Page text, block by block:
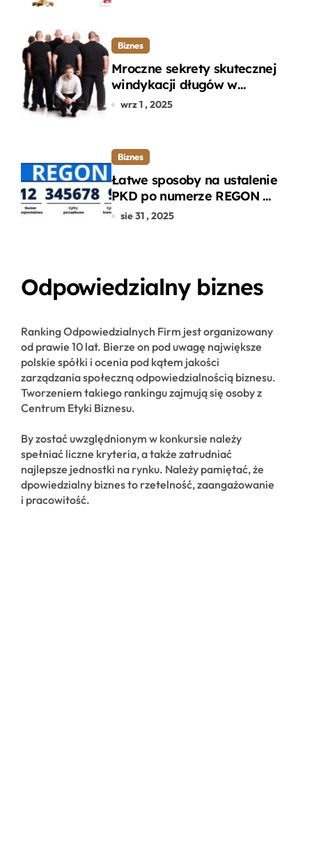
Biznes
Mroczne sekrety skutecznej
windykacji długów w
departamencie windykacji
wrz 1 , 2025
Biznes
Łatwe sposoby na ustalenie
PKD po numerze REGON w
kilku prostych krokach
sie 31 , 2025
Odpowiedzialny biznes
Ranking Odpowiedzialnych Firm jest organizowany
od prawie 10 lat. Bierze on pod uwagę największe
polskie spółki i ocenia pod kątem jakości
zarządzania społeczną odpowiedzialnością biznesu.
Tworzeniem takiego rankingu zajmują się osoby z
Centrum Etyki Biznesu.
By zostać uwzględnionym w konkursie należy
spełniać liczne kryteria, a także zatrudniać
najlepsze jednostki na rynku. Należy pamiętać, że
dpowiedzialny biznes to rzetelność, zaangażowanie
i pracowitość.